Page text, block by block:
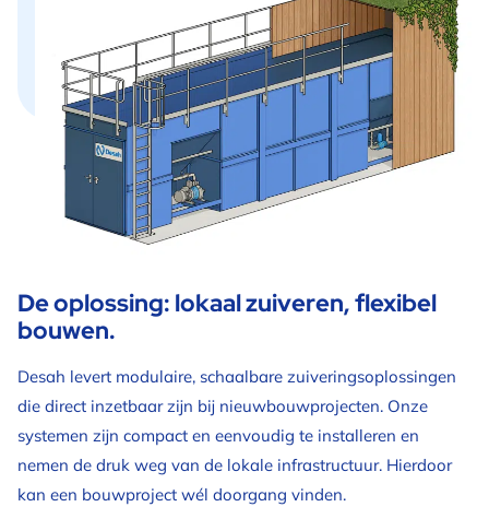
De oplossing: lokaal zuiveren, flexibel
bouwen.
Desah levert modulaire, schaalbare zuiveringsoplossingen
die direct inzetbaar zijn bij nieuwbouwprojecten. Onze
systemen zijn compact en eenvoudig te installeren en
nemen de druk weg van de lokale infrastructuur. Hierdoor
kan een bouwproject wél doorgang vinden.